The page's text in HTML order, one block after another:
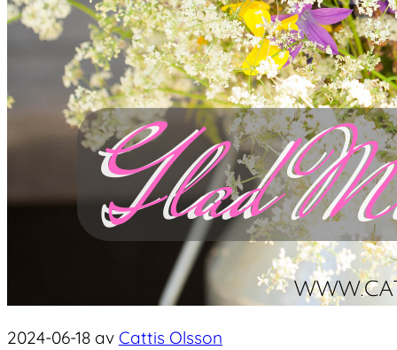
2024-06-18 av Cattis Olsson